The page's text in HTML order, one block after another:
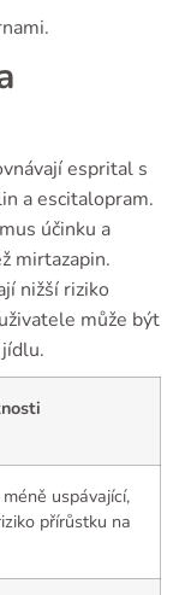
esprital s
a escitalopram.
účinku a
mirtazapin.
nižší riziko
může být
méně uspávající,
přírůstku na